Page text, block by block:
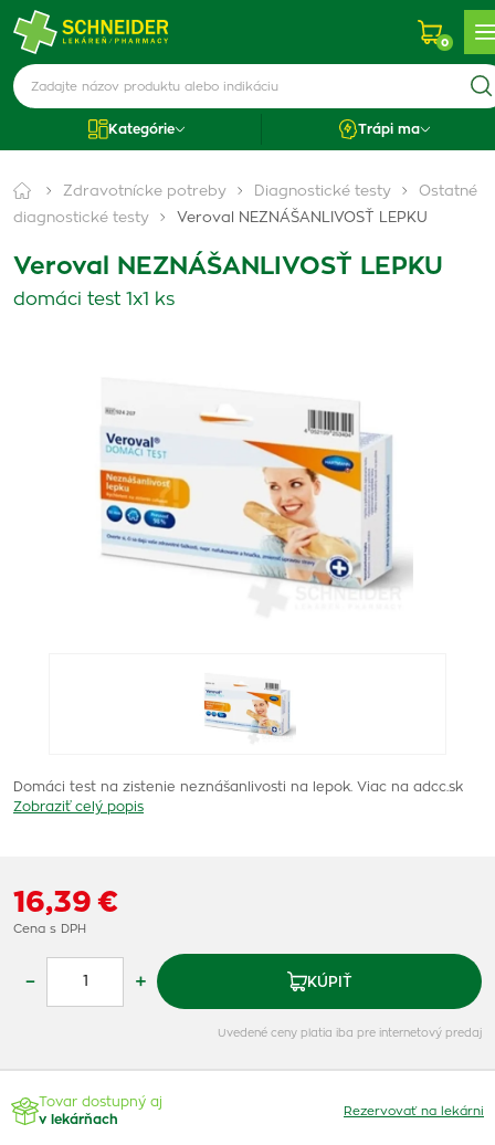
0
Kategórie Trápi ma
Zdravotnícke potreby Diagnostické testy
Ostatné
diagnostické testy
Veroval NEZNÁŠANLIVOSŤ LEPKU
Veroval NEZNÁŠANLIVOSŤ LEPKU
domáci test 1x1 ks
Domáci test na zistenie neznášanlivosti na lepok. Viac na adcc.sk
Zobraziť celý popis
16,39 €
Cena s DPH
– + KÚPIŤ
Uvedené ceny platia iba pre internetový predaj
Tovar dostupný aj
v lekárňach
Rezervovať na lekárni